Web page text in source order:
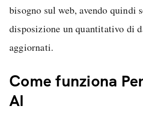
bisogno sul web, avendo quindi
disposizione un quantitativo di
aggiornati.
Come funziona
AI